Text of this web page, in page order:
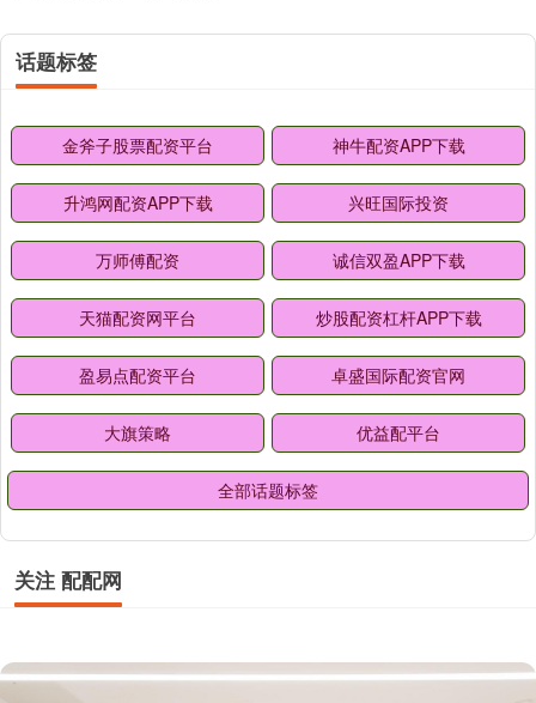
话题标签
金斧子股票配资平台 神牛配资APP下载
升鸿网配资APP下载 兴旺国际投资
万师傅配资 诚信双盈APP下载
天猫配资网平台 炒股配资杠杆APP下载
盈易点配资平台 卓盛国际配资官网
大旗策略 优益配平台
全部话题标签
关注 配配网